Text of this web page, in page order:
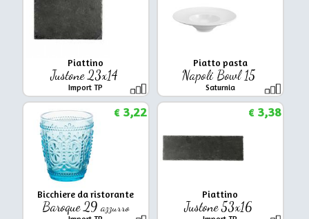
Piattino
Justone 23x14
Import TP
Piatto pasta
Napoli Bowl 15
Saturnia
Bicchiere da ristorante
Baroque 29 azzurro
€3,22
Piattino
Justone 53x16
€3,38